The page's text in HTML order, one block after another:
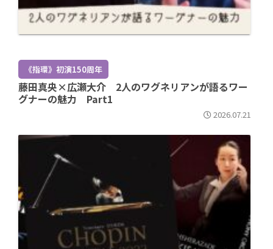
《指環》初演150周年
藤田真央×広瀬大介 2人のワグネリアンが語るワー
グナーの魅力 Part1
2026.07.21